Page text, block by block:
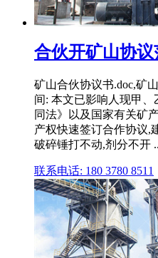
合伙开矿山协议
矿山合伙协议书.doc,矿
间: 本文已影响人现甲
同法》以及国家有关矿
产权快速签订合作协议,
破碎锤打不动,剂分不开
联系电话: 180 3780 8511